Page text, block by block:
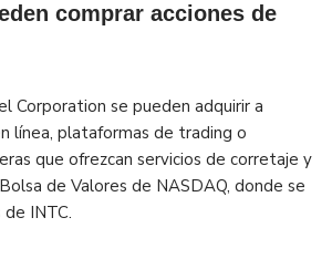
comprar acciones de
Corporation se pueden adquirir a
línea, plataformas de trading o
que ofrezcan servicios de corretaje y
de Valores de NASDAQ, donde se
INTC.